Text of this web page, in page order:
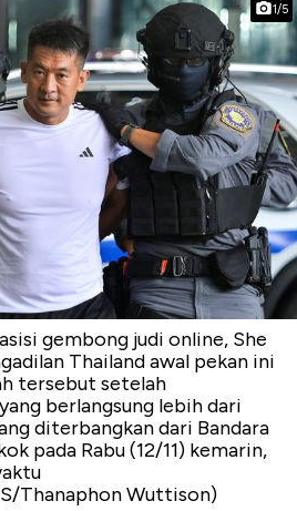
1/5
gembong judi online, She
Thailand awal pekan ini
tersebut setelah
berlangsung lebih dari
diterbangkan dari Bandara
pada Rabu (12/11) kemarin,
Thanaphon Wuttison)